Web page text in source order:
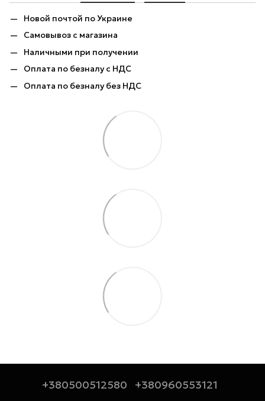
Новой почтой по Украине
Самовывоз с магазина
Наличными при получении
Оплата по безналу с НДС
Оплата по безналу без НДС
+380500512580 +380960553121